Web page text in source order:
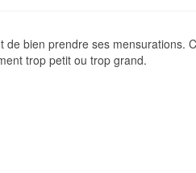
de bien prendre ses mensurations.
trop petit ou trop grand.